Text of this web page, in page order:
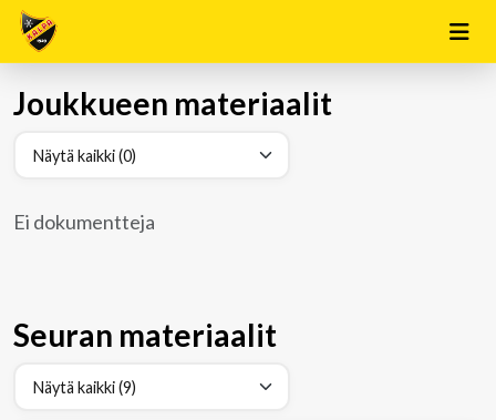
Joukkueen materiaalit
Ei dokumentteja
Seuran materiaalit